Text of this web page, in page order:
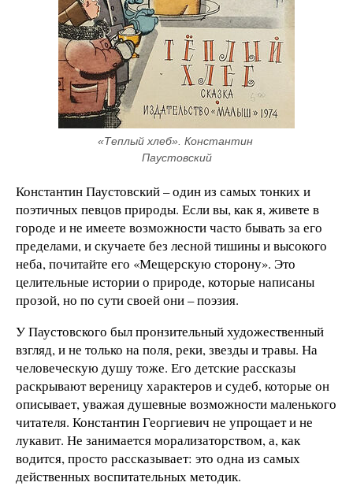
«Теплый хлеб». Константин
Паустовский
Константин Паустовский – один из самых тонких и
поэтичных певцов природы. Если вы, как я, живете в
городе и не имеете возможности часто бывать за его
пределами, и скучаете без лесной тишины и высокого
неба, почитайте его «Мещерскую сторону». Это
целительные истории о природе, которые написаны
прозой, но по сути своей они – поэзия.
У Паустовского был пронзительный художественный
взгляд, и не только на поля, реки, звезды и травы. На
человеческую душу тоже. Его детские рассказы
раскрывают вереницу характеров и судеб, которые он
описывает, уважая душевные возможности маленького
читателя. Константин Георгиевич не упрощает и не
лукавит. Не занимается морализаторством, а, как
водится, просто рассказывает: это одна из самых
действенных воспитательных методик.